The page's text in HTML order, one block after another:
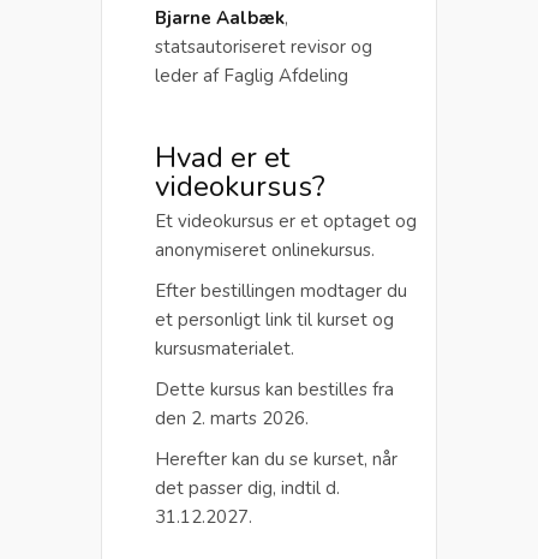
Bjarne Aalbæk,
statsautoriseret revisor og
leder af Faglig Afdeling
Hvad er et
videokursus?
Et videokursus er et optaget og
anonymiseret onlinekursus.
Efter bestillingen modtager du
et personligt link til kurset og
kursusmaterialet.
Dette kursus kan bestilles fra
den 2. marts 2026.
Herefter kan du se kurset, når
det passer dig, indtil d.
31.12.2027.